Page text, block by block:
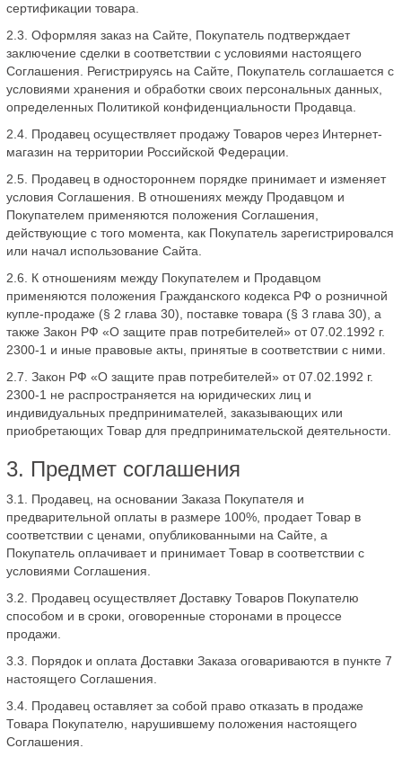
сертификации товара.
2.3. Оформляя заказ на Сайте, Покупатель подтверждает
заключение сделки в соответствии с условиями настоящего
Соглашения. Регистрируясь на Сайте, Покупатель соглашается с
условиями хранения и обработки своих персональных данных,
определенных Политикой конфиденциальности Продавца.
2.4. Продавец осуществляет продажу Товаров через Интернет-
магазин на территории Российской Федерации.
2.5. Продавец в одностороннем порядке принимает и изменяет
условия Соглашения. В отношениях между Продавцом и
Покупателем применяются положения Соглашения,
действующие с того момента, как Покупатель зарегистрировался
или начал использование Сайта.
2.6. К отношениям между Покупателем и Продавцом
применяются положения Гражданского кодекса РФ о розничной
купле-продаже (§ 2 глава 30), поставке товара (§ 3 глава 30), а
также Закон РФ «О защите прав потребителей» от 07.02.1992 г.
2300-1 и иные правовые акты, принятые в соответствии с ними.
2.7. Закон РФ «О защите прав потребителей» от 07.02.1992 г.
2300-1 не распространяется на юридических лиц и
индивидуальных предпринимателей, заказывающих или
приобретающих Товар для предпринимательской деятельности.
3. Предмет соглашения
3.1. Продавец, на основании Заказа Покупателя и
предварительной оплаты в размере 100%, продает Товар в
соответствии с ценами, опубликованными на Сайте, а
Покупатель оплачивает и принимает Товар в соответствии с
условиями Соглашения.
3.2. Продавец осуществляет Доставку Товаров Покупателю
способом и в сроки, оговоренные сторонами в процессе
продажи.
3.3. Порядок и оплата Доставки Заказа оговариваются в пункте 7
настоящего Соглашения.
3.4. Продавец оставляет за собой право отказать в продаже
Товара Покупателю, нарушившему положения настоящего
Соглашения.